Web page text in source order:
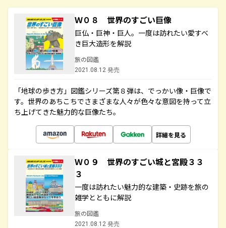
Ｗ０８ 世界のすごい巨像
巨仏・巨神・巨人。一度は訪れたい愛すべ
き巨大造形を解説
旅の図鑑
2021.08.12 発売
「地球の歩き方」図鑑シリーズ第８弾は、でっかい像・巨像で
す。世界のあちこちでさまざまな人々が色々な意図を持って立
ち上げてきた魅力的な巨像たち。
詳細を見る
Ｗ０９ 世界のすごい城と宮殿３３
３
一度は訪れたい魅力的な建築・史跡を旅の
雑学とともに解説
旅の図鑑
2021.08.12 発売